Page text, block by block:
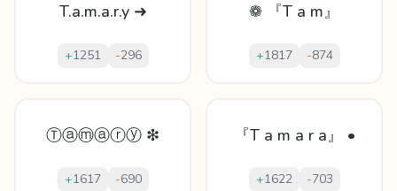
T.a.m.a.r.y ➜
+1251 -296
❁ 『T a m』
+1817 -874
Ⓣⓐⓜⓐⓡⓨ ❇
+1617 -690
『T a m a r a』 •
+1622 -703